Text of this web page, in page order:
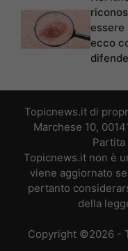
essere
ecco
Topicnews.it di
Marchese 10,
Partita
Topicnews.it non è
viene aggiornato
pertanto
della
Copyright ©2026 -